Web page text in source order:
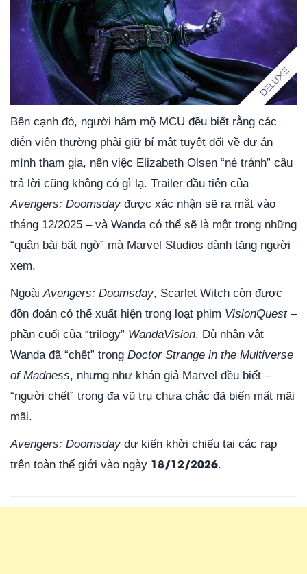
Bên cạnh đó, người hâm mộ MCU đều biết rằng các
diễn viên thường phải giữ bí mật tuyệt đối về dự án
mình tham gia, nên việc Elizabeth Olsen “né tránh” câu
trả lời cũng không có gì lạ. Trailer đầu tiên của
Avengers: Doomsdayđược xác nhận sẽ ra mắt vào
tháng 12/2025 – và Wanda có thể sẽ là một trong những
“quân bài bất ngờ” mà Marvel Studios dành tặng người
xem.
NgoàiAvengers: Doomsday, Scarlet Witch còn được
đồn đoán có thể xuất hiện trong loạt phim VisionQuest–
phần cuối của “trilogy” WandaVision. Dù nhân vật
Wanda đã “chết” trong Doctor Strange in the Multiverse
of Madness, nhưng như khán giả Marvel đều biết –
“người chết” trong đa vũ trụ chưa chắc đã biến mất mãi
mãi.
Avengers: Doomsdaydự kiến khởi chiếu tại các rạp
trên toàn thế giới vào ngày 18/12/2026.